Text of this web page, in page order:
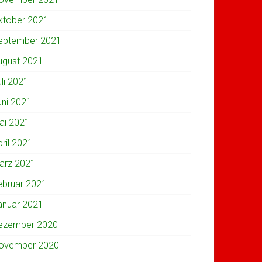
2021
2021
2021
2021
2021
2021
2021
2021
2021
2021
2020
2020